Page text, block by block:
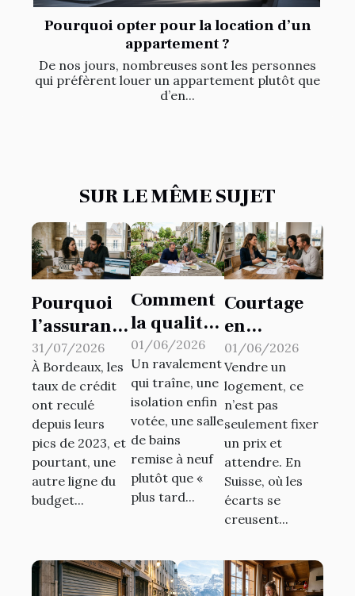
Pourquoi opter pour la location d’un
appartement ?
De nos jours, nombreuses sont les personnes
qui préfèrent louer un appartement plutôt que
d’en...
SUR LE MÊME SUJET
Pourquoi
l’assurance
de prêt
immobilier
inquiète
autant les
primo-
accédants
bordelais ?
31/07/2026
À Bordeaux, les
taux de crédit
ont reculé
depuis leurs
pics de 2023, et
pourtant, une
autre ligne du
budget...
Comment
la qualité
d’un
quartier
façonne
les projets
de travaux
des
riverains
01/06/2026
Un ravalement
qui traîne, une
isolation enfin
votée, une salle
de bains
remise à neuf
plutôt que «
plus tard...
Courtage
en
immobilier
: la valeur
cachée
d’un
réseau lors
de la vente
01/06/2026
Vendre un
logement, ce
n’est pas
seulement fixer
un prix et
attendre. En
Suisse, où les
écarts se
creusent...